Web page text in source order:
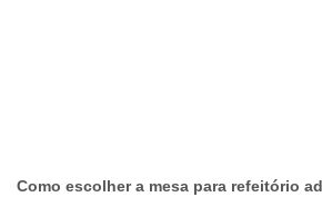
Como escolher a mesa para refeitório